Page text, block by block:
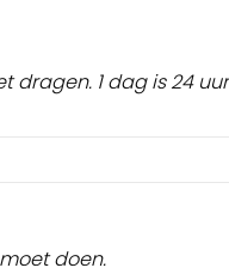
dragen. 1 dag is 24
doen.